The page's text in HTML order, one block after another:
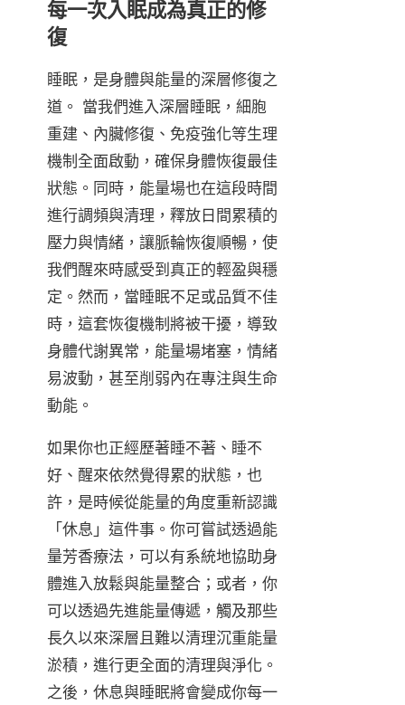
每一次入眠成為真正的修
復
睡眠，是身體與能量的深層修復之
道。 當我們進入深層睡眠，細胞
重建、內臟修復、免疫強化等生理
機制全面啟動，確保身體恢復最佳
狀態。同時，能量場也在這段時間
進行調頻與清理，釋放日間累積的
壓力與情緒，讓脈輪恢復順暢，使
我們醒來時感受到真正的輕盈與穩
定。然而，當睡眠不足或品質不佳
時，這套恢復機制將被干擾，導致
身體代謝異常，能量場堵塞，情緒
易波動，甚至削弱內在專注與生命
動能。
如果你也正經歷著睡不著、睡不
好、醒來依然覺得累的狀態，也
許，是時候從能量的角度重新認識
「休息」這件事。你可嘗試透過能
量芳香療法，可以有系統地協助身
體進入放鬆與能量整合；或者，你
可以透過先進能量傳遞，觸及那些
長久以來深層且難以清理沉重能量
淤積，進行更全面的清理與淨化。
之後，休息與睡眠將會變成你每一